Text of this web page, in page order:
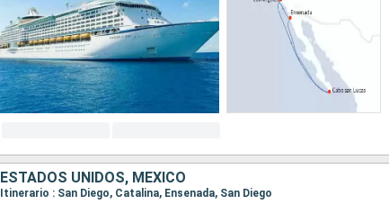
ESTADOS UNIDOS, MÉXICO
Itinerario : San Diego, Catalina, Ensenada, San Diego